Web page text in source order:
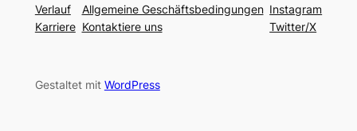
Verlauf
Karriere
Allgemeine Geschäftsbedingungen
Kontaktiere uns
Instagram
Twitter/X
Gestaltet mit WordPress